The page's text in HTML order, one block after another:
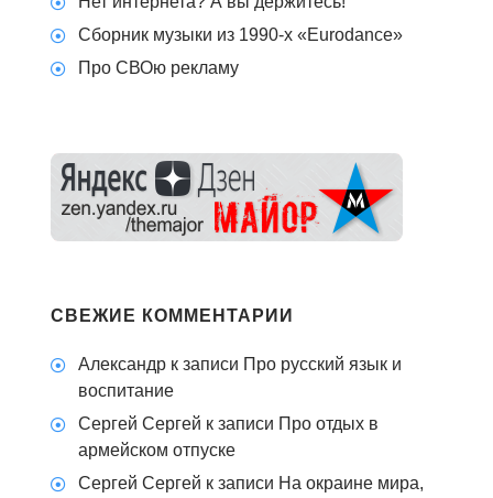
Сборник музыки из 1990-х «Eurodance»
Про СВОю рекламу
СВЕЖИЕ КОММЕНТАРИИ
Александр к записи Про русский язык и
воспитание
Сергей Сергей к записи Про отдых в
армейском отпуске
Сергей Сергей к записи На окраине мира,